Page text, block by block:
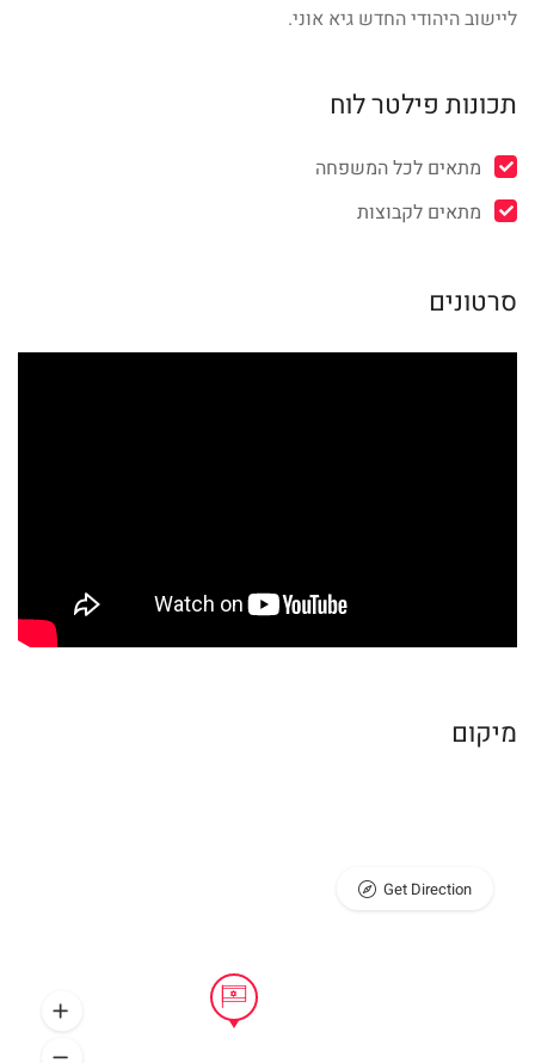
ליישוב היהודי החדש גיא אוני.
תכונות פילטר לוח
מתאים לכל המשפחה
מתאים לקבוצות
סרטונים
מיקום
Get Direction